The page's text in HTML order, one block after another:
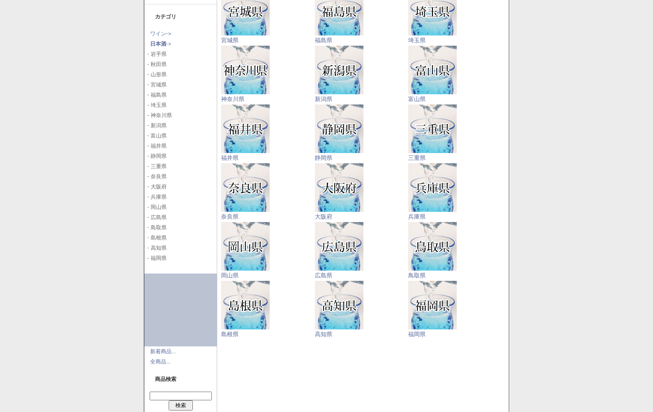
カテゴリ
ワイン->
日本酒->
- 岩手県
- 秋田県
- 山形県
- 宮城県
- 福島県
- 埼玉県
- 神奈川県
- 新潟県
- 富山県
- 福井県
- 静岡県
- 三重県
- 奈良県
- 大阪府
- 兵庫県
- 岡山県
- 広島県
- 鳥取県
- 島根県
- 高知県
- 福岡県
新着商品...
全商品...
商品検索
宮城県 福島県 埼玉県
神奈川県 新潟県 富山県
福井県 静岡県 三重県
奈良県 大阪府 兵庫県
岡山県 広島県 鳥取県
島根県 高知県 福岡県